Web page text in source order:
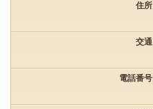
住所
交通
電話番号